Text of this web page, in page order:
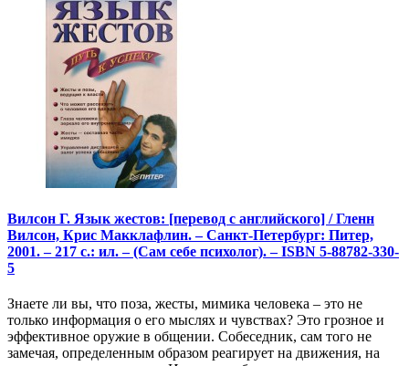
Вилсон Г. Язык жестов: [перевод с английского] / Гленн
Вилсон, Крис Макклафлин. – Санкт-Петербург: Питер,
2001. – 217 с.: ил. – (Сам себе психолог). – ISBN 5-88782-330-
5
Знаете ли вы, что поза, жесты, мимика человека – это не
только информация о его мыслях и чувствах? Это грозное и
эффективное оружие в общении. Собеседник, сам того не
замечая, определенным образом реагирует на движения, на